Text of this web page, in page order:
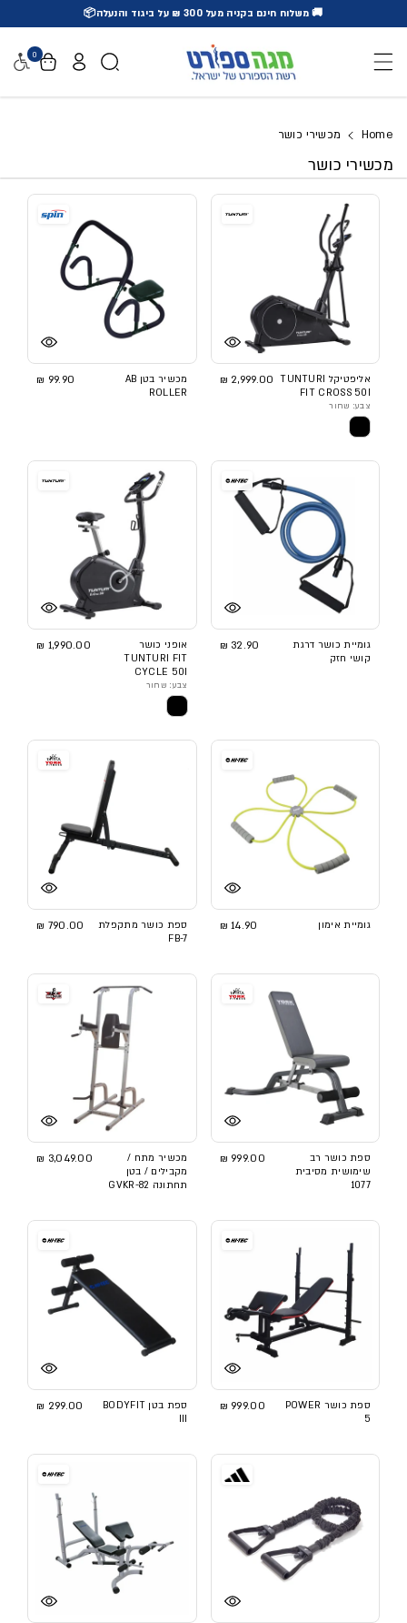
🚚 משלוח חינם בקניה מעל 300 ₪ על ביגוד והנעלה📦
0
Home מכשירי כושר
מכשירי כושר
אליפטיקל TUNTURI
FIT CROSS 50I
2,999.00 ₪
צבע: שחור
מכשיר בטן AB
ROLLER
99.90 ₪
גומיית כושר דרגת
קושי חזק
32.90 ₪
אופני כושר
TUNTURI FIT
CYCLE 50I
1,990.00 ₪
צבע: שחור
גומיית אימון 14.90 ₪
ספת כושר מתקפלת
FB-7
790.00 ₪
ספת כושר רב
שימושית מסיבית
1077
999.00 ₪
מכשיר מתח /
מקבילים / בטן
תחתונה GVKR-82
3,049.00 ₪
ספת כושר POWER
5
999.00 ₪
ספת בטן BODYFIT
III
299.00 ₪